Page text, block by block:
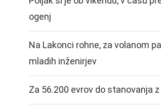
ogenj
Na Lakonci rohne, za volanom
mladih inženirjev
Za 56.200 evrov do stanovanja